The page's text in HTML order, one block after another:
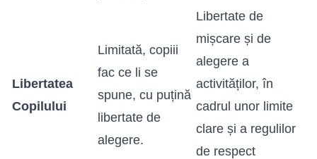
Libertatea
Copilului
Limitată, copiii
fac ce li se
spune, cu puțină
libertate de
alegere.
Libertate de
mișcare și de
alegere a
activităților, în
cadrul unor limite
clare și a regulilor
de respect